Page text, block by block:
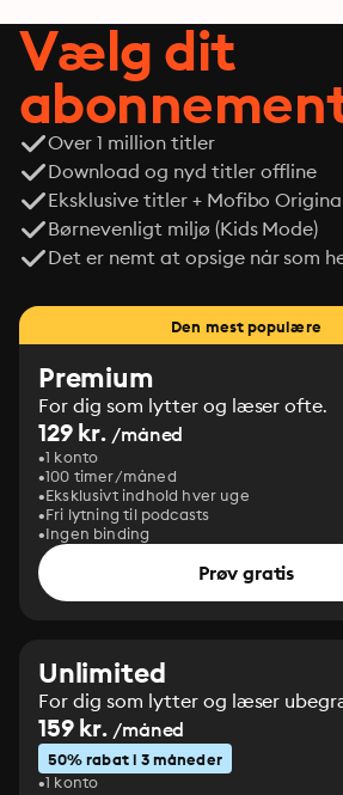
Vælg dit
Over 1 million titler
Download og nyd titler offline
Eksklusive titler + Mofibo
Børnevenligt miljø (Kids Mode)
Det er nemt at opsige når som
Den mest populære
Premium
For dig som lytter og læser ofte.
129 kr. /måned
1 konto
100 timer/måned
Eksklusivt indhold hver uge
Fri lytning til podcasts
Ingen binding
Prøv gratis
Unlimited
For dig som lytter og læser
159 kr. /måned
50% rabat i 3 måneder
1 konto